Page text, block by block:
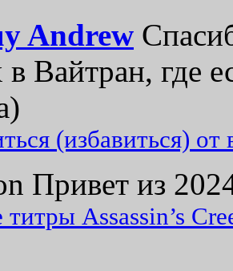
Andrew
в Вайтран, где
(избавиться)
Привет из
Assassin’s